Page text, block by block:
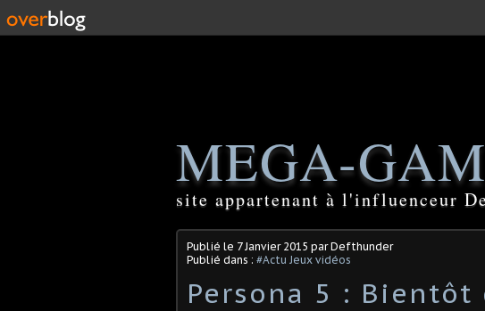
MEGA-
site appartenant à l'influenceur
Publié le 7 Janvier 2015 par Defthunder
Publié dans : #Actu Jeux vidéos
Persona 5 : Bientôt